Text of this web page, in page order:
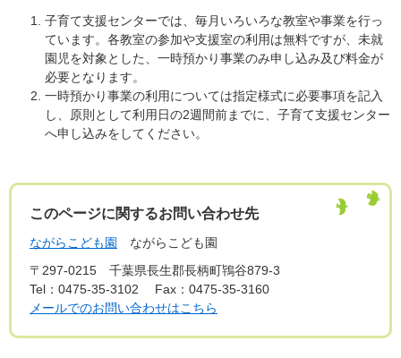
子育て支援センターでは、毎月いろいろな教室や事業を行っ
ています。各教室の参加や支援室の利用は無料ですが、未就
園児を対象とした、一時預かり事業のみ申し込み及び料金が
必要となります。
一時預かり事業の利用については指定様式に必要事項を記入
し、原則として利用日の2週間前までに、子育て支援センター
へ申し込みをしてください。
このページに関するお問い合わせ先
ながらこども園
ながらこども園
〒297-0215
千葉県長生郡長柄町鴇谷879-3
Tel：0475-35-3102
Fax：0475-35-3160
メールでのお問い合わせはこちら